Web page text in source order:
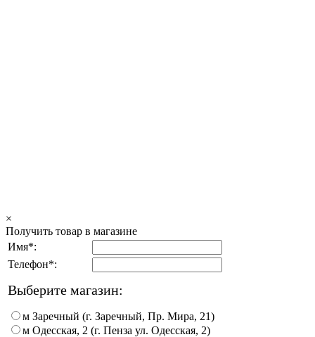
×
Получить товар в магазине
Имя*:
Телефон*:
Выберите магазин:
м Заречный (г. Заречный, Пр. Мира, 21)
м Одесская, 2 (г. Пенза ул. Одесская, 2)